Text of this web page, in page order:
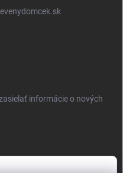
informácie o nových